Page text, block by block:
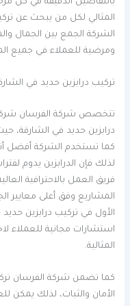
المثالي لكل من يبحث عن
الشركة الجمع بين الجمال
ومرضية للعملاء في جميع
تركيب درابزين حديد في
تتخصص شركة الفرسان شركة
درابزين حديد في الشارقة،
كما تستخدم الشركة أفضل
لذلك فإن الدرابزين يدوم
فريق العمل بالاحترافية
المشاريع وفق أعلى معايير
الأول في تركيب درابزين
استشارات مجانية للعملاء
المثالية.
كما تضمن شركة الفرسان
الأمان والثبات، لذلك يمكن